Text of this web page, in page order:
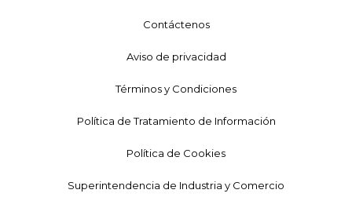
Contáctenos
Aviso de privacidad
Términos y Condiciones
Política de Tratamiento de Información
Política de Cookies
Superintendencia de Industria y Comercio